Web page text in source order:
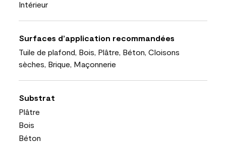
Intérieur
Surfaces d’application recommandées
Tuile de plafond, Bois, Plâtre, Béton, Cloisons
sèches, Brique, Maçonnerie
Substrat
Plâtre
Bois
Béton